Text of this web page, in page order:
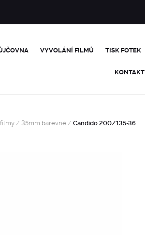
VYVOLÁNÍ FILMŮ TISK FOTEK
KONTAKT
/ 35mm barevné / Candido 200/135-36